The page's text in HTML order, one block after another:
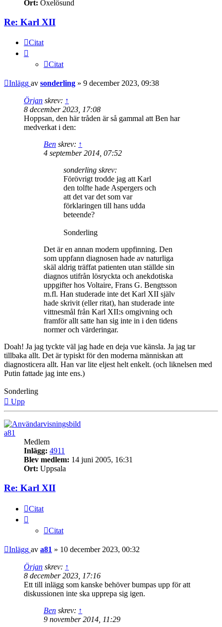
Ort: Oxelösund
Re: Karl XII
Citat
Citat
Inlägg av sonderling » 9 december 2023, 09:38
Örjan skrev: ↑
8 december 2023, 17:08
Hoppsan, den här tråden är så gammal att Ben har
medverkat i den:
Ben skrev: ↑
4 september 2014, 07:52
sonderling skrev:
Förövrigt trodde jag att Karl
den tolfte hade Aspergers och
att det var det som var
förklaringen till hans udda
beteende?
Sonderling
Det är en annan modern uppfinning. Den
som uppfann diagnosen hade av naturliga
skäl aldrig träffat patienten utan ställde sin
diagnos utifrån lösryckta och anekdotiska
uppgifter hos Voltaire, Frans G. Bengtsson
m.fl. Han studerade inte det Karl XII själv
hade skrivit (eller ritat), han studerade inte
vittnesmål från Karl XII:s omgivning och
framför allt satte han sig inte in i den tidens
normer och värderingar.
Doah! Ja jag tyckte väl jag hade en deja vue känsla. Ja jag tar
tillbaka allt. Det är typiskt för den moderna människan att
diagnosticera allt. Han var lite eljest helt enkelt. (och liknelsen med
Putin fattade jag inte ens.)
Sonderling
Upp
a81
Medlem
Inlägg: 4911
Blev medlem: 14 juni 2005, 16:31
Ort: Uppsala
Re: Karl XII
Citat
Citat
Inlägg av a81 » 10 december 2023, 00:32
Örjan skrev: ↑
8 december 2023, 17:16
Ett till inlägg som kanske behöver bumpas upp för att
diskussionen inte ska upprepa sig igen.
Ben skrev: ↑
9 november 2014, 11:29